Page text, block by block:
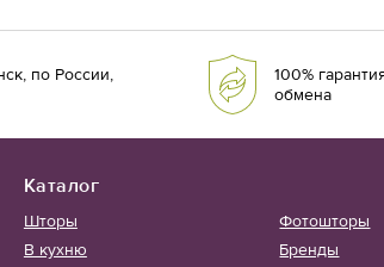
по России,
100%
обмена
Каталог
Шторы
В кухню
Фотошторы
Бренды